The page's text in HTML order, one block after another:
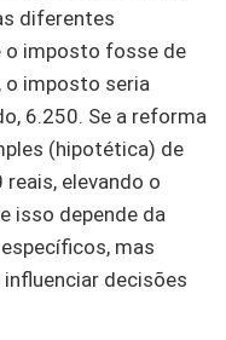
diferentes
o imposto fosse de
o imposto seria
6.250. Se a reforma
(hipotética) de
elevando o
isso depende da
mas
decisões